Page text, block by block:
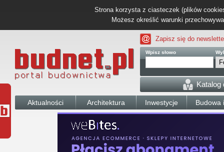
Strona korzysta z ciasteczek (plików
Możesz określić warunki
Zapisz się do
Wpisz słowo
Katalog
Aktualności Architektura Inwestycje Budowa